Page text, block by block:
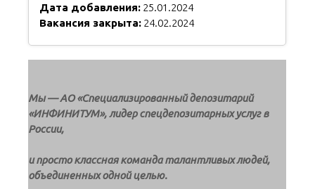
Дата добавления: 25.01.2024
Вакансия закрыта: 24.02.2024
Мы — АО «Специализированный депозитарий
«ИНФИНИТУМ», лидер спецдепозитарных услуг в
России,
и просто классная команда талантливых людей,
объединенных одной целью.